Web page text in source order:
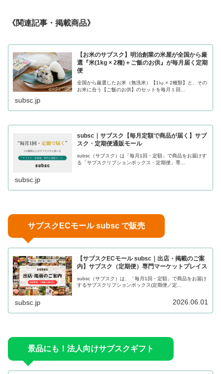
《関連記事・掲載商品》
【お米のサブスク】明治創業の米屋が全国から厳
選『米(1kg × 2種)＋ご飯のお供』が毎月届く定期
便
全国から厳選したお米（無洗米）【1㎏ × 2種類】と、その
お米に合う【ご飯のお供】のセットを毎月１回...
subsc.jp
subsc｜サブスク【毎月定額で商品が届く】サブ
スク・定期便通販モール
subsc（サブスク）は「毎月1回・定額」で商品をお届けす
る「サブスクリプションボックス・定期便」専...
subsc.jp
サブスクECモール subsc で販売
【サブスクECモール subsc｜出店・掲載のご案
内】サブスク（定期便）専門マーケットプレイス
subsc（サブスク）は、「毎月1回・定額」で商品をお届け
するサブスクリプションボックス(定期便／定...
subsc.jp 2026.06.01
景品にも！法人向けサブスクギフト